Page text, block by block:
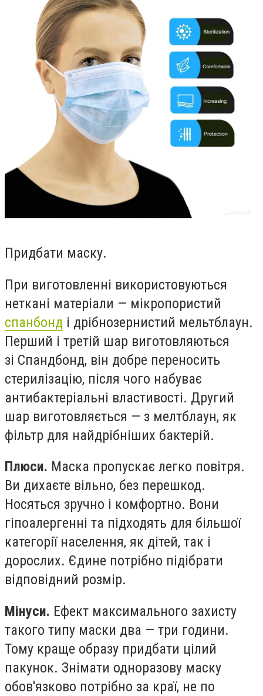
Придбати маску.
При виготовленні використовуються
неткані матеріали — мікропористий
спанбонд і дрібнозернистий мельтблаун.
Перший і третій шар виготовляються
зі Спандбонд, він добре переносить
стерилізацію, після чого набуває
антибактеріальні властивості. Другий
шар виготовляється — з мелтблаун, як
фільтр для найдрібніших бактерій.
Плюси. Маска пропускає легко повітря.
Ви дихаєте вільно, без перешкод.
Носяться зручно і комфортно. Вони
гіпоалергенні та підходять для більшої
категорії населення, як дітей, так і
дорослих. Єдине потрібно підібрати
відповідний розмір.
Мінуси. Ефект максимального захисту
такого типу маски два — три години.
Тому краще образу придбати цілий
пакунок. Знімати одноразову маску
обов'язково потрібно за краї, не по